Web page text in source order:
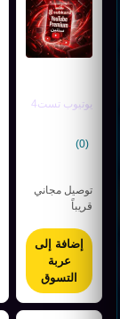
يوتيوب تست4
توصيل مجاني
قريباً
إضافة إلى
عربة
التسوق